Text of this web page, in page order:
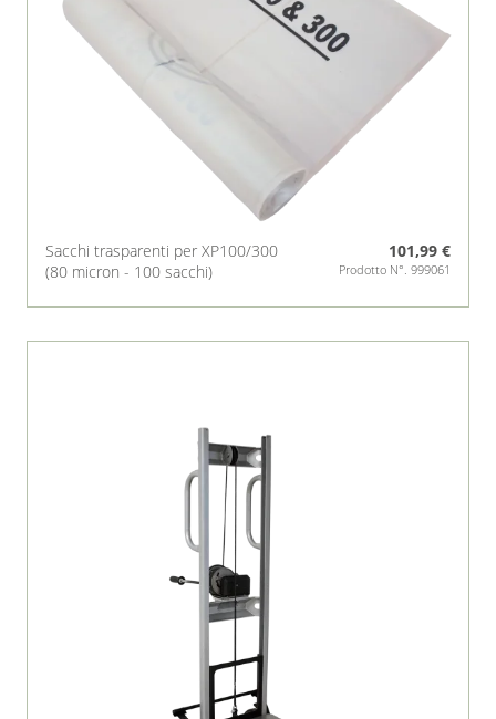
Sacchi trasparenti per XP100/300
(80 micron - 100 sacchi)
101,99 €
Prodotto N°. 999061